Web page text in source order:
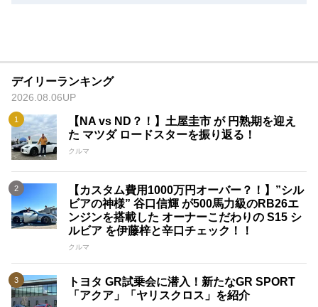
デイリーランキング
2026.08.06UP
【NA vs ND？！】土屋圭市 が 円熟期を迎え
た マツダ ロードスターを振り返る！
クルマ
【カスタム費用1000万円オーバー？！】”シル
ビアの神様” 谷口信輝 が500馬力級のRB26エ
ンジンを搭載した オーナーこだわりの S15 シ
ルビア を伊藤梓と辛口チェック！！
クルマ
トヨタ GR試乗会に潜入！新たなGR SPORT
「アクア」「ヤリスクロス」を紹介